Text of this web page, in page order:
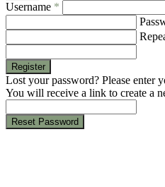
Username *
Register
Lost your password? Please enter
You will receive a link to create a
Reset Password